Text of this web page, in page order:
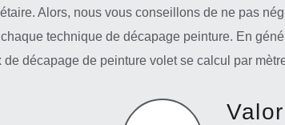
Alors, nous vous conseillons de ne pas
technique de décapage peinture. En
de décapage de peinture volet se calcul par